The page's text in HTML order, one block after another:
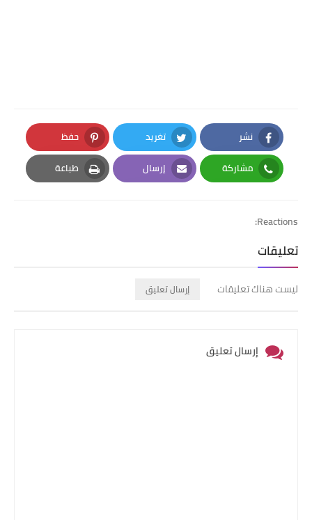
نشر
Facebook
تغريد
Twitter
حفظ
Pinterest
مشاركة
Whatsapp
إرسال
Email
طباعة
Print
Reactions:
تعليقات
ليست هناك تعليقات إرسال تعليق
إرسال تعليق